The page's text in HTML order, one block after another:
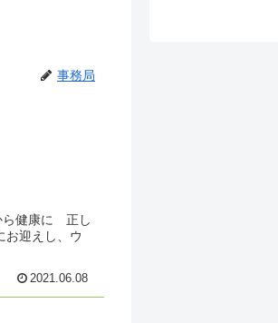
事務局
ら健康に 正し
お迎えし、ウ
2021.06.08